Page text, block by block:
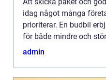
Att skicka paket och
idag något många
prioriterar. En budbil
för både mindre och
tjäns...
admin